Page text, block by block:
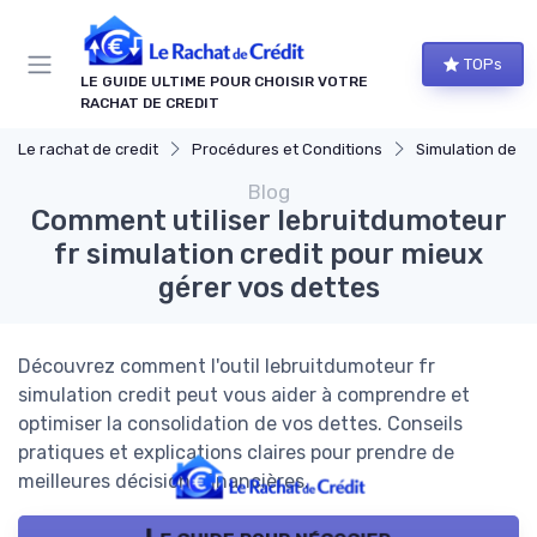
LE GUIDE ULTIME POUR CHOISIR VOTRE
RACHAT DE CREDIT
TOPs
Le rachat de credit Procédures et Conditions Simulation de
Blog
Comment utiliser lebruitdumoteur
fr simulation credit pour mieux
gérer vos dettes
Découvrez comment l'outil lebruitdumoteur fr
simulation credit peut vous aider à comprendre et
optimiser la consolidation de vos dettes. Conseils
pratiques et explications claires pour prendre de
meilleures décisions financières.
Panneau de gestion des cookies